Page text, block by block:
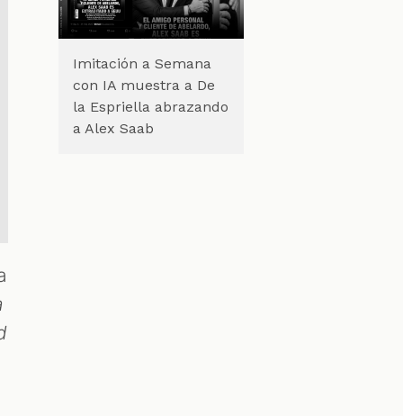
Imitación a Semana
con IA muestra a De
la Espriella abrazando
a Alex Saab